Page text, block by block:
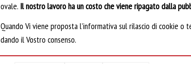
ovale. Il nostro lavoro ha un costo che viene ripagato dalla
Quando Vi viene proposta l’informativa sul rilascio di cookie o
dando il Vostro consenso.